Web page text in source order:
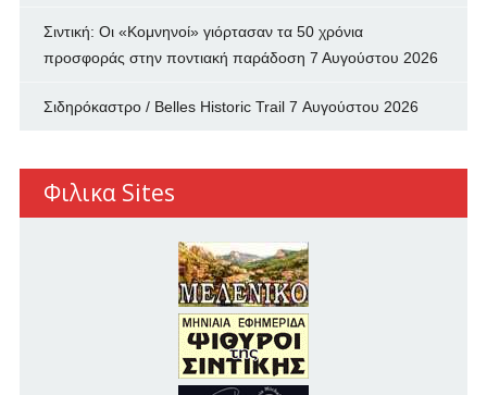
Σιντική: Οι «Κομνηνοί» γιόρτασαν τα 50 χρόνια
προσφοράς στην ποντιακή παράδοση 7 Αυγούστου 2026
Σιδηρόκαστρο / Belles Historic Trail 7 Αυγούστου 2026
Φιλικα Sites